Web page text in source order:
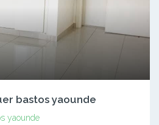
bastos yaounde
yaounde